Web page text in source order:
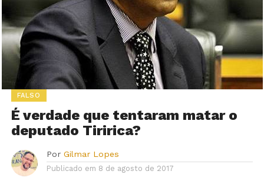
FALSO
É verdade que tentaram matar o
deputado Tiririca?
Por Gilmar Lopes
Publicado em 8 de agosto de 2017